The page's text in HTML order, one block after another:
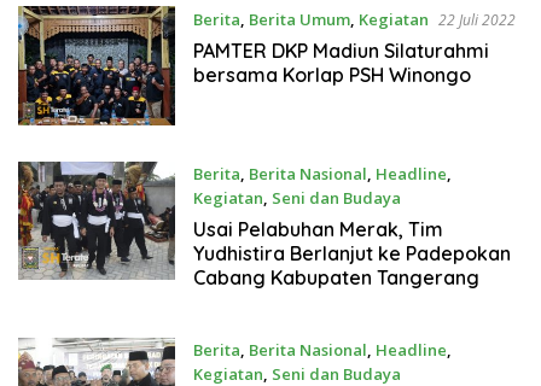
Berita, Berita Umum, Kegiatan 22 Juli 2022
PAMTER DKP Madiun Silaturahmi
bersama Korlap PSH Winongo
Berita, Berita Nasional, Headline,
Kegiatan, Seni dan Budaya
22 Juli 2022
Usai Pelabuhan Merak, Tim
Yudhistira Berlanjut ke Padepokan
Cabang Kabupaten Tangerang
Berita, Berita Nasional, Headline,
Kegiatan, Seni dan Budaya